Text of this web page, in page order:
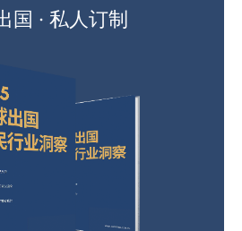
国 · 私人订制